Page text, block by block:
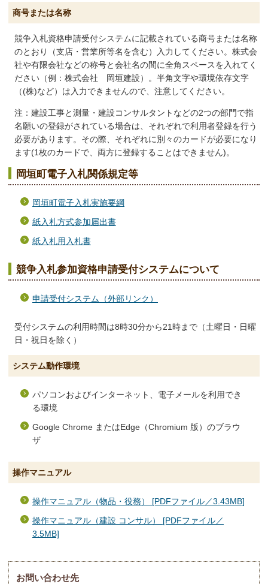
商号または名称
競争入札資格申請受付システムに記載されている商号または名称
のとおり（支店・営業所等名を含む）入力してください。株式会
社や有限会社などの称号と会社名の間に全角スペースを入れてく
ださい（例：株式会社 岡垣建設）。半角文字や環境依存文字
（(株)など）は入力できませんので、注意してください。
注：建設工事と測量・建設コンサルタントなどの2つの部門で指
名願いの登録がされている場合は、それぞれで利用者登録を行う
必要があります。その際、それぞれに別々のカードが必要になり
ます(1枚のカードで、両方に登録することはできません)​。
岡垣町電子入札関係規定等
岡垣町電子入札実施要綱
紙入札方式参加届出書
紙入札用入札書
競争入札参加資格申請受付システムについて
申請受付システム（外部リンク）
受付システムの利用時間は8時30分から21時まで（土曜日・日曜
日・祝日を除く）
システム動作環境
​パソコンおよびインターネット、電⼦メールを利⽤でき
る環境
Google Chrome またはEdge（Chromium 版）のブラウ
ザ
操作マニュアル
操作マニュアル（物品・役務） [PDFファイル／3.43MB]
操作マニュアル（建設 コンサル） [PDFファイル／
3.5MB]
お問い合わせ先